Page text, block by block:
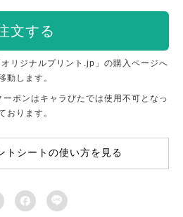
文する
リジナルプリント.jp」の購入ページへ
動します。
ーポンはキャラぴたでは使用不可となっ
おります。
トシートの使い方を見る
 